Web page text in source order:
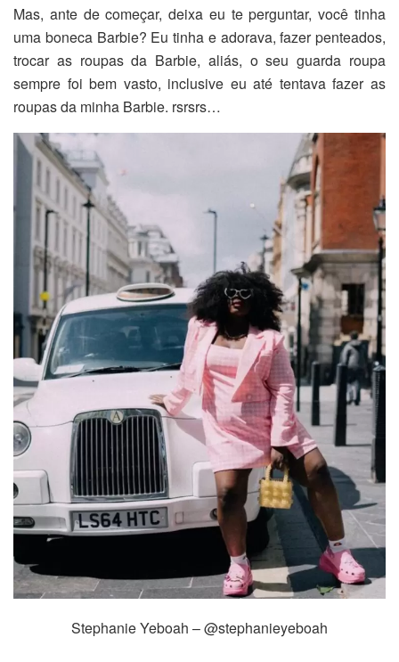
Mas, ante de começar, deixa eu te perguntar, você tinha
uma boneca Barbie? Eu tinha e adorava, fazer penteados,
trocar as roupas da Barbie, aliás, o seu guarda roupa
sempre foi bem vasto, inclusive eu até tentava fazer as
roupas da minha Barbie. rsrsrs…
Stephanie Yeboah – @stephanieyeboah